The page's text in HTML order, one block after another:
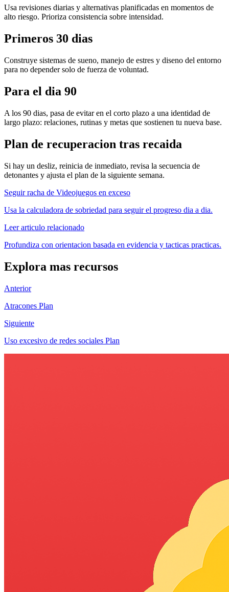
Usa revisiones diarias y alternativas planificadas en momentos de
alto riesgo. Prioriza consistencia sobre intensidad.
Primeros 30 dias
Construye sistemas de sueno, manejo de estres y diseno del entorno
para no depender solo de fuerza de voluntad.
Para el dia 90
A los 90 dias, pasa de evitar en el corto plazo a una identidad de
largo plazo: relaciones, rutinas y metas que sostienen tu nueva base.
Plan de recuperacion tras recaida
Si hay un desliz, reinicia de inmediato, revisa la secuencia de
detonantes y ajusta el plan de la siguiente semana.
Seguir racha de Videojuegos en exceso
Usa la calculadora de sobriedad para seguir el progreso dia a dia.
Leer articulo relacionado
Profundiza con orientacion basada en evidencia y tacticas practicas.
Explora mas recursos
Anterior
Atracones Plan
Siguiente
Uso excesivo de redes sociales Plan